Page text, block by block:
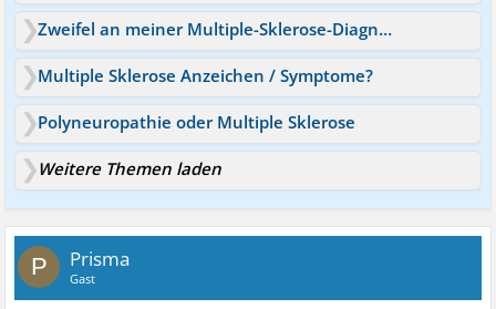
Zweifel an meiner Multiple-Sklerose-Diagnose - doch ALS?
Multiple Sklerose Anzeichen / Symptome?
Polyneuropathie oder Multiple Sklerose
Weitere Themen laden
P Prisma
Gast